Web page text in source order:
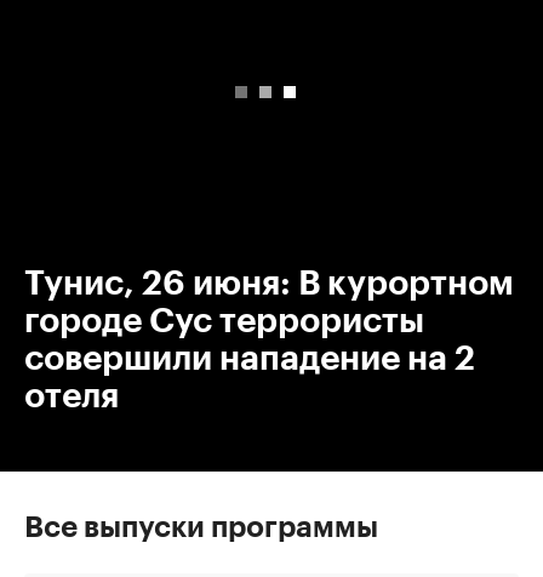
Тунис, 26 июня: В курортном
городе Сус террористы
совершили нападение на 2
отеля
Все выпуски программы